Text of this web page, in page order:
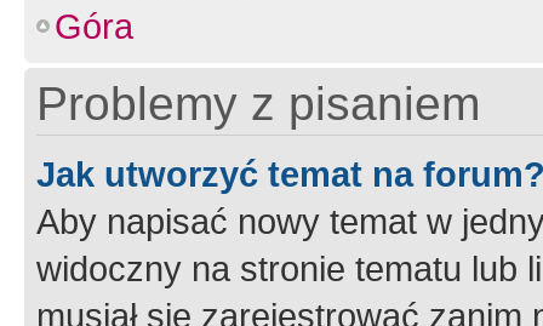
Góra
Problemy z pisaniem
Jak utworzyć temat na
Aby napisać nowy temat w
widoczny na stronie tematu lub
musiał się zarejestrować